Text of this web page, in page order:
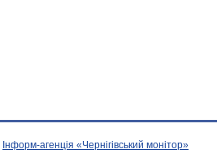
Інформ-агенція «Чернігівський монітор»